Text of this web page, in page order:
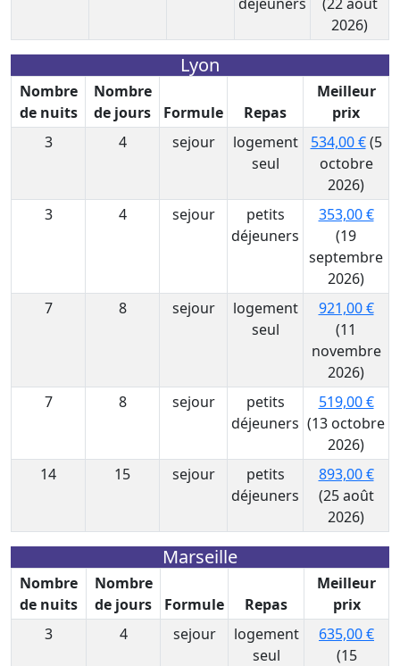
2026)
Lyon
Nombre
de nuits
Nombre
de jours
Formule Repas
Meilleur
prix
3
4 sejour
logement
seul
534,00 €(5
octobre
2026)
3
4 sejour
petits
déjeuners
353,00 €
(19
septembre
2026)
7
8 sejour
logement
seul
921,00 €
(11
novembre
2026)
7
8 sejour
petits
déjeuners
519,00 €
(13 octobre
2026)
14
15 sejour
petits
déjeuners
893,00 €
(25 août
2026)
Marseille
Nombre
de nuits
Nombre
de jours
Formule Repas
Meilleur
prix
3
4 sejour
logement
seul
635,00 €
(15